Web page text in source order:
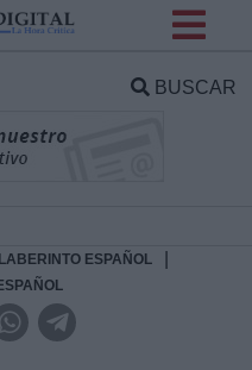
BUSCAR
LABERINTO ESPAÑOL